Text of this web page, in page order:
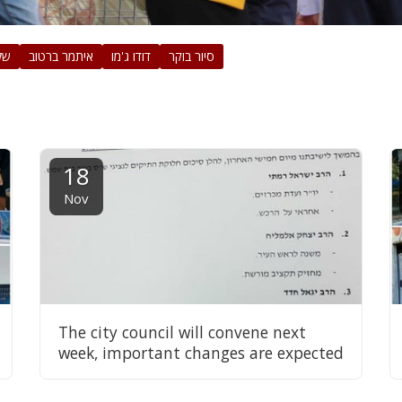
איתמר ברטוב דודו ג'מו סיור בוקר
18
Nov
The city council will convene next
week, important changes are expected